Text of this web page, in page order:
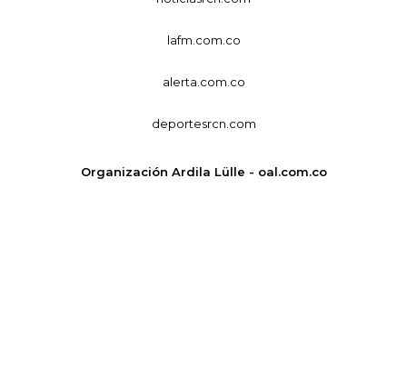
lafm.com.co
alerta.com.co
deportesrcn.com
Organización Ardila Lülle - oal.com.co